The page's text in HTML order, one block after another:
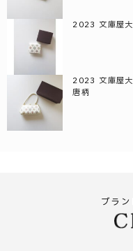
2023 文庫屋
2023 文庫屋
唐柄
ブラ